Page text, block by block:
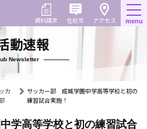
アクセス
在校生
資料請求 menu
動速報
Newsletter
カ
サッカー部 成城学園中学高等学校と初の
練習試合実施！
学高等学校と初の練習試合